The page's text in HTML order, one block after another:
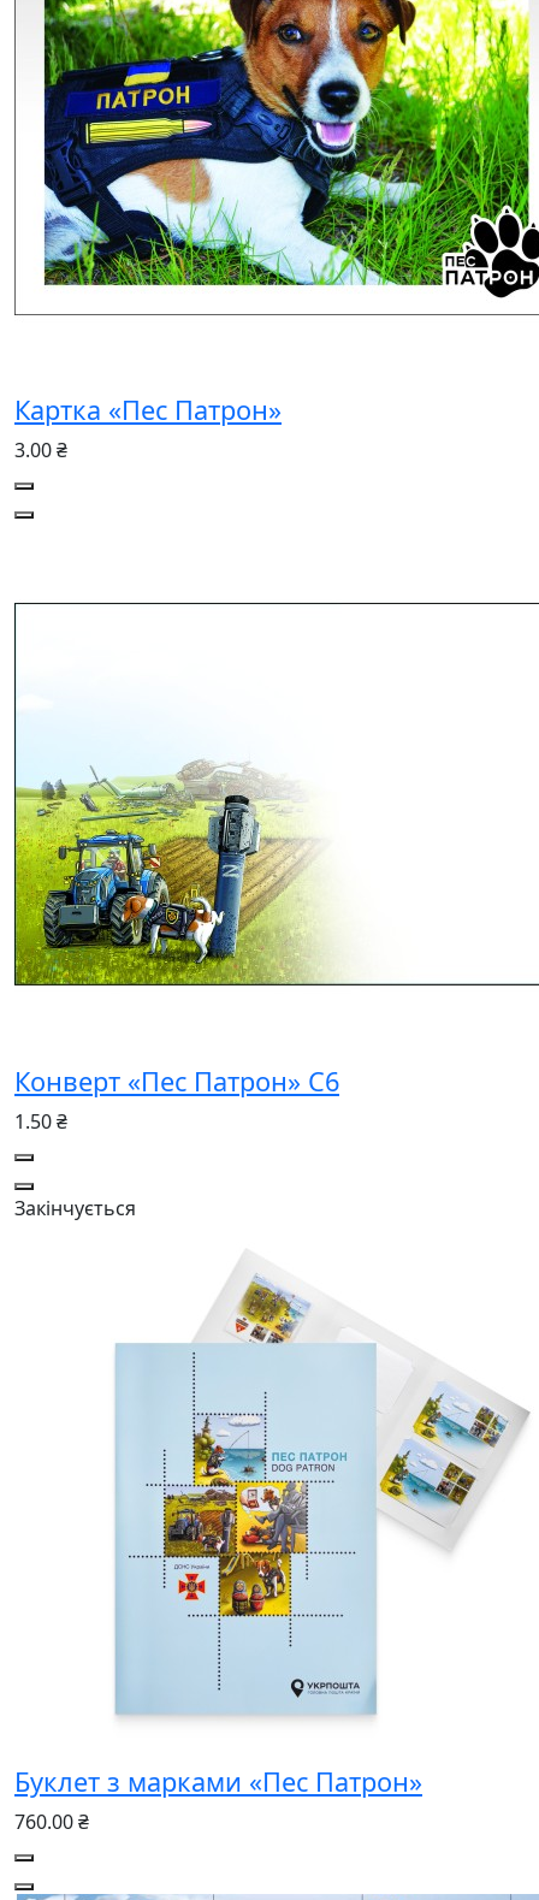
Картка «Пес Патрон»
3.00 ₴
Конверт «Пес Патрон» C6
1.50 ₴
Закінчується
Буклет з марками «Пес Патрон»
760.00 ₴